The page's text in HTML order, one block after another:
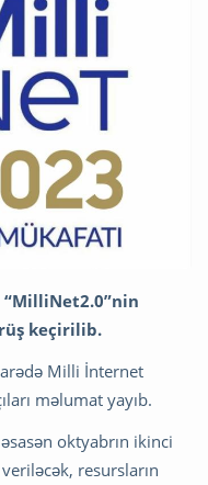
keçirilib.
Milli İnternet
məlumat yayıb.
oktyabrın ikinci
resursların